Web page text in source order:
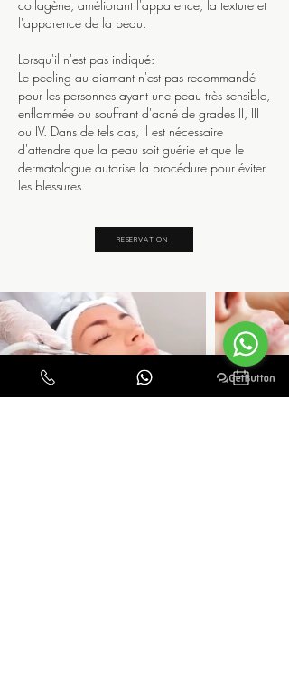
collagène, améliorant l'apparence, la texture et
l'apparence de la peau.
Lorsqu'il n'est pas indiqué:
Le peeling au diamant n'est pas recommandé
pour les personnes ayant une peau très sensible,
enflammée ou souffrant d'acné de grades II, III
ou IV. Dans de tels cas, il est nécessaire
d'attendre que la peau soit guérie et que le
dermatologue autorise la procédure pour éviter
les blessures.
RESERVATION